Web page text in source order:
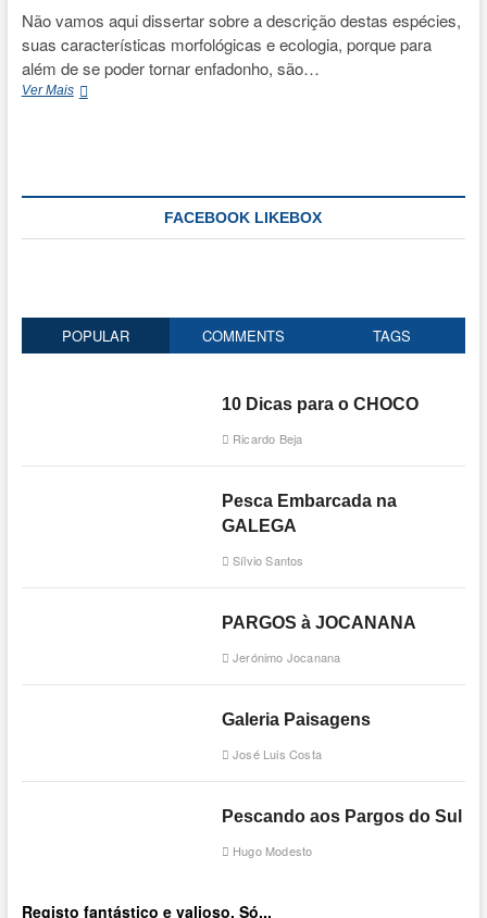
Não vamos aqui dissertar sobre a descrição destas espécies,
suas características morfológicas e ecologia, porque para
além de se poder tornar enfadonho, são…
Ver MaisPargos
FACEBOOK LIKEBOX
POPULAR COMMENTS TAGS
10 Dicas para o CHOCO
Ricardo Beja
Pesca Embarcada na
GALEGA
Sílvio Santos
PARGOS à JOCANANA
Jerónimo Jocanana
Galeria Paisagens
José Luis Costa
Pescando aos Pargos do Sul
Hugo Modesto
Registo fantástico e valioso. Só...